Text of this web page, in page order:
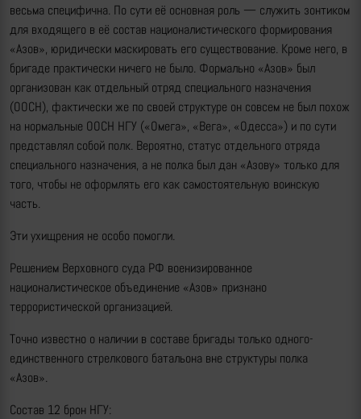
весьма специфична. По сути её основная роль — служить зонтиком
для входящего в её состав националистического формирования
«Азов», юридически маскировать его существование. Кроме него, в
бригаде практически ничего не было. Формально «Азов» был
организован как отдельный отряд специального назначения
(ООСН), фактически же по своей структуре он совсем не был похож
на нормальные ООСН НГУ («Омега», «Вега», «Одесса») и по сути
представлял собой полк. Вероятно, статус отдельного отряда
специального назначения, а не полка был дан «Азову» только для
того, чтобы не оформлять его как самостоятельную воинскую
часть.
Эти ухищрения не особо помогли.
Решением Верховного суда РФ военизированное
националистическое объединение «Азов» признано
террористической организацией.
Точно известно о наличии в составе бригады только одного-
единственного стрелкового батальона вне структуры полка
«Азов».
Состав 12 брон НГУ: